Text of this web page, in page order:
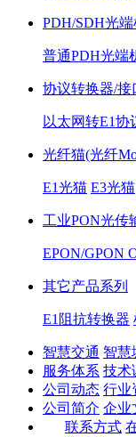
PDH/SDH光
普通PDH光端
协议转换器/接
以太网转E1协
光纤猫(光纤
E1光猫 E3光猫
工业PON光传
EPON/GPON
其它产品系列
E1阻抗转换器
智慧交通 智慧
服务体系 技术
公司动态 行业
公司简介 企业
联系方式